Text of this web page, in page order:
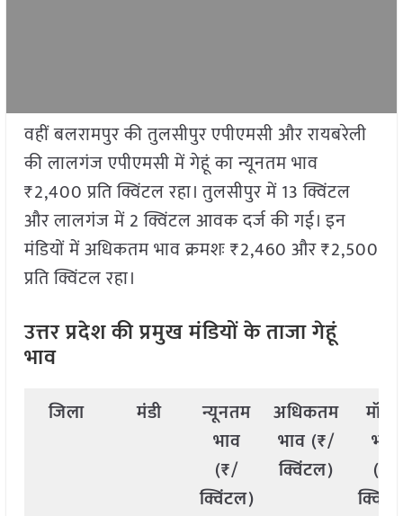
वहीं बलरामपुर की तुलसीपुर एपीएमसी और रायबरेली
की लालगंज एपीएमसी में गेहूं का न्यूनतम भाव
₹2,400 प्रति क्विंटल रहा। तुलसीपुर में 13 क्विंटल
और लालगंज में 2 क्विंटल आवक दर्ज की गई। इन
मंडियों में अधिकतम भाव क्रमशः ₹2,460 और ₹2,500
प्रति क्विंटल रहा।
उत्तर प्रदेश की प्रमुख मंडियों के ताजा गेहूं
भाव
जिला मंडी
न्यूनतम
भाव
(₹/
क्विंटल)
अधिकतम
भाव (₹/
क्विंटल)
भाव
(₹/